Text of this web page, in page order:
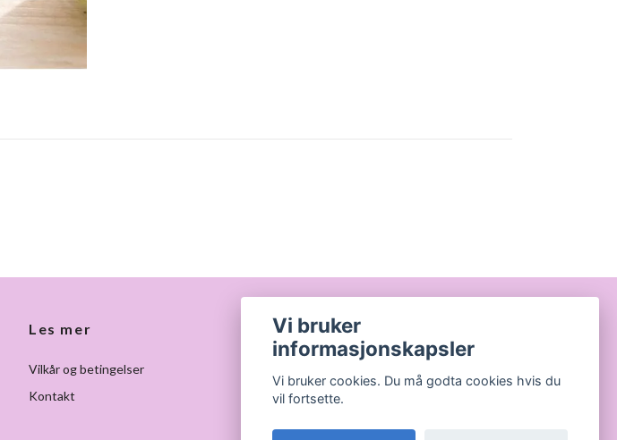
Les mer
Vilkår og betingelser
Kontakt
Vi bruker
informasjonskapsler
Vi bruker cookies. Du må godta cookies hvis du
vil fortsette.